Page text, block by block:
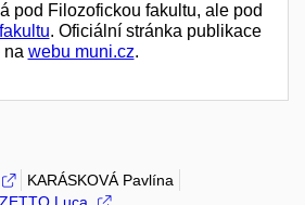
pod Filozofickou fakultu, ale pod
. Oficiální stránka publikace
na webu muni.cz.
KARÁSKOVÁ Pavlína